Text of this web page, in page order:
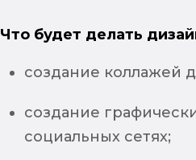
Что будет делать
создание коллажей
создание
социальных сетях;